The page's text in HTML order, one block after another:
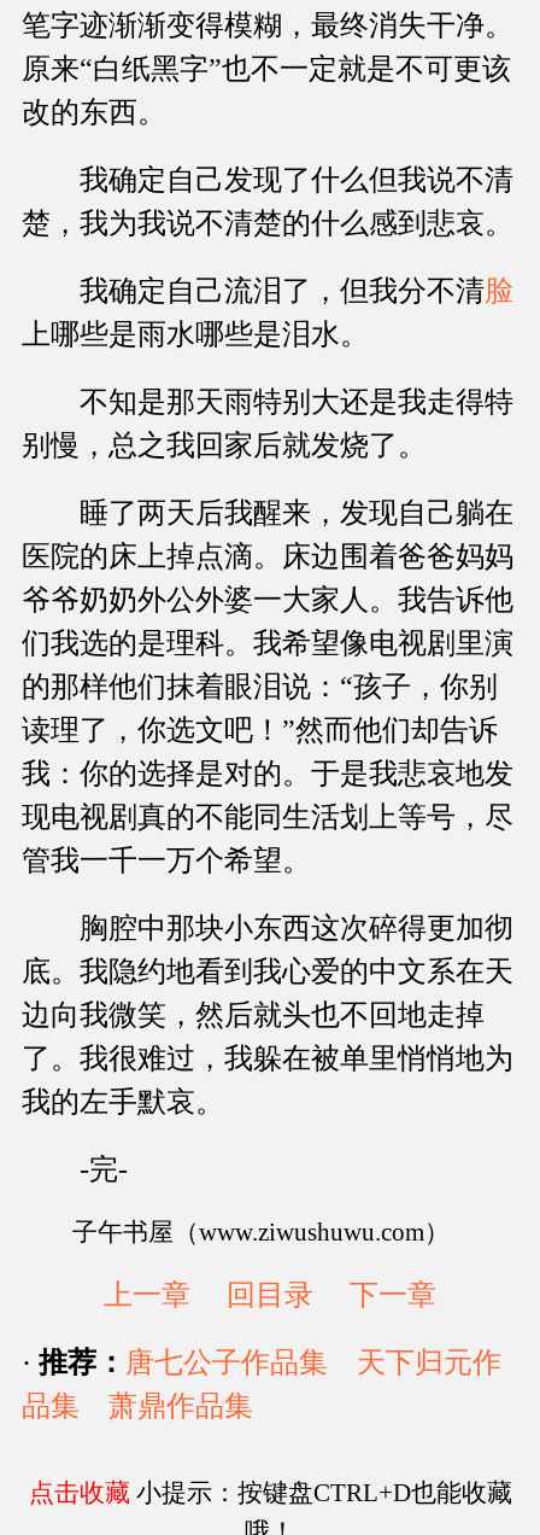
笔字迹渐渐变得模糊，最终消失干净。
原来“白纸黑字”也不一定就是不可更该
改的东西。
我确定自己发现了什么但我说不清
楚，我为我说不清楚的什么感到悲哀。
我确定自己流泪了，但我分不清脸
上哪些是雨水哪些是泪水。
不知是那天雨特别大还是我走得特
别慢，总之我回家后就发烧了。
睡了两天后我醒来，发现自己躺在
医院的床上掉点滴。床边围着爸爸妈妈
爷爷奶奶外公外婆一大家人。我告诉他
们我选的是理科。我希望像电视剧里演
的那样他们抹着眼泪说：“孩子，你别
读理了，你选文吧！”然而他们却告诉
我：你的选择是对的。于是我悲哀地发
现电视剧真的不能同生活划上等号，尽
管我一千一万个希望。
胸腔中那块小东西这次碎得更加彻
底。我隐约地看到我心爱的中文系在天
边向我微笑，然后就头也不回地走掉
了。我很难过，我躲在被单里悄悄地为
我的左手默哀。
-完-
子午书屋（www.ziwushuwu.com）
上一章 回目录 下一章
· 推荐： 唐七公子作品集
天下归元作
品集
萧鼎作品集
点击收藏 小提示：按键盘CTRL+D也能收藏